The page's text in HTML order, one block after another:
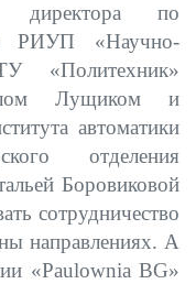
директора по
РИУП «Научно-
«Политехник»
Лущиком и
автоматики
отделения
Боровиковой
сотрудничество
направлениях. А
«Paulownia BG»